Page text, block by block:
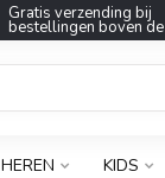
Gratis verzending bij
bestellingen boven de
HEREN KIDS